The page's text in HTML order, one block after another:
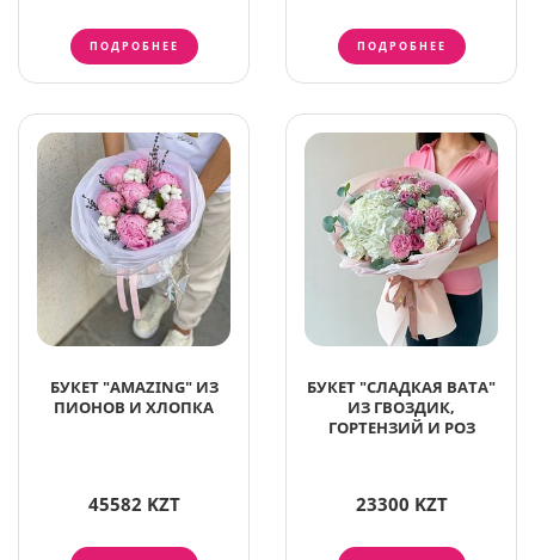
ПОДРОБНЕЕ ПОДРОБНЕЕ
БУКЕТ "AMAZING" ИЗ
ПИОНОВ И ХЛОПКА
45582 KZT
БУКЕТ "СЛАДКАЯ ВАТА"
ИЗ ГВОЗДИК,
ГОРТЕНЗИЙ И РОЗ
23300 KZT